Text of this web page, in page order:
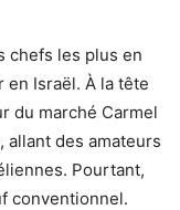
chefs les plus en
en Israël. À la tête
du marché Carmel
allant des amateurs
Pourtant,
conventionnel.